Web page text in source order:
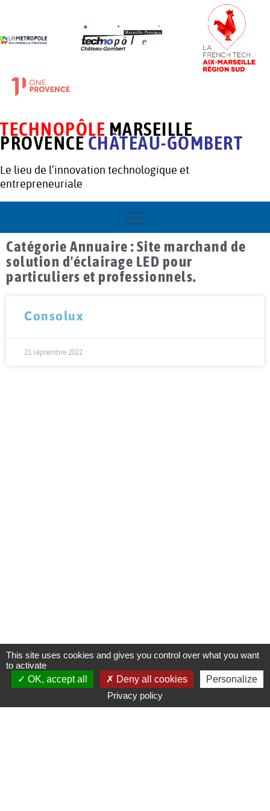
TECHNOPÔLE MARSEILLE
PROVENCECHÂTEAU-GOMBERT
Le lieu de l’innovation technologique et
entrepreneuriale
Catégorie Annuaire : Site marchand de
solution d'éclairage LED pour
particuliers et professionnels.
Consolux
21 septembre 2022
This site uses cookies and gives you control over what you want
to activate
OK, accept all
Deny all cookies
Personalize
Privacy policy